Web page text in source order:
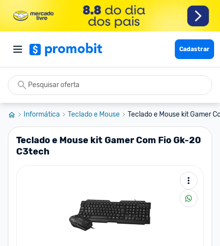
Cadastrar
Informática Teclado e Mouse Teclado e Mouse kit Gamer
Teclado e Mouse kit Gamer Com Fio Gk-20
C3tech